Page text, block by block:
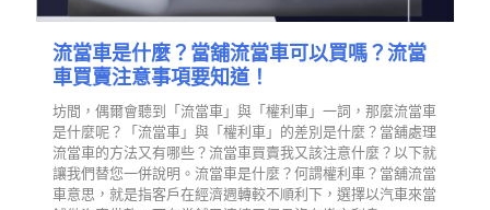
流當車是什麼？當舖流當車可以買嗎？流當
車買賣注意事項要知道！
坊間，偶爾會聽到「流當車」與「權利車」一詞，那麼流當車
是什麼呢？「流當車」與「權利車」的差別是什麼？當舖處理
流當車的方法又有哪些？流當車買賣我又該注意什麼？以下就
讓我們替您一併說明。流當車是什麼？何謂權利車？當舖流當
車意思，就是指客戶在經濟週轉較不順利下，選擇以汽車來當